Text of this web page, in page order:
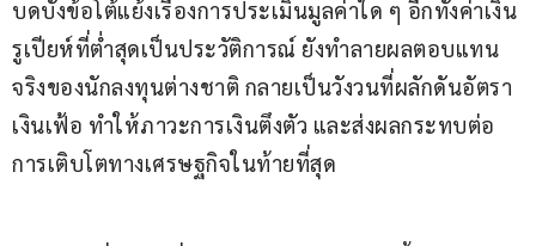
บดบังข้อโต้แย้งเรื่องการประเมินมูลค่าใด ๆ อีกทั้งค่าเงิน
รูเปียห์ที่ต่ำสุดเป็นประวัติการณ์ ยังทำลายผลตอบแทน
จริงของนักลงทุนต่างชาติ กลายเป็นวังวนที่ผลักดันอัตรา
เงินเฟ้อ ทำให้ภาวะการเงินตึงตัว และส่งผลกระทบต่อ
การเติบโตทางเศรษฐกิจในท้ายที่สุด